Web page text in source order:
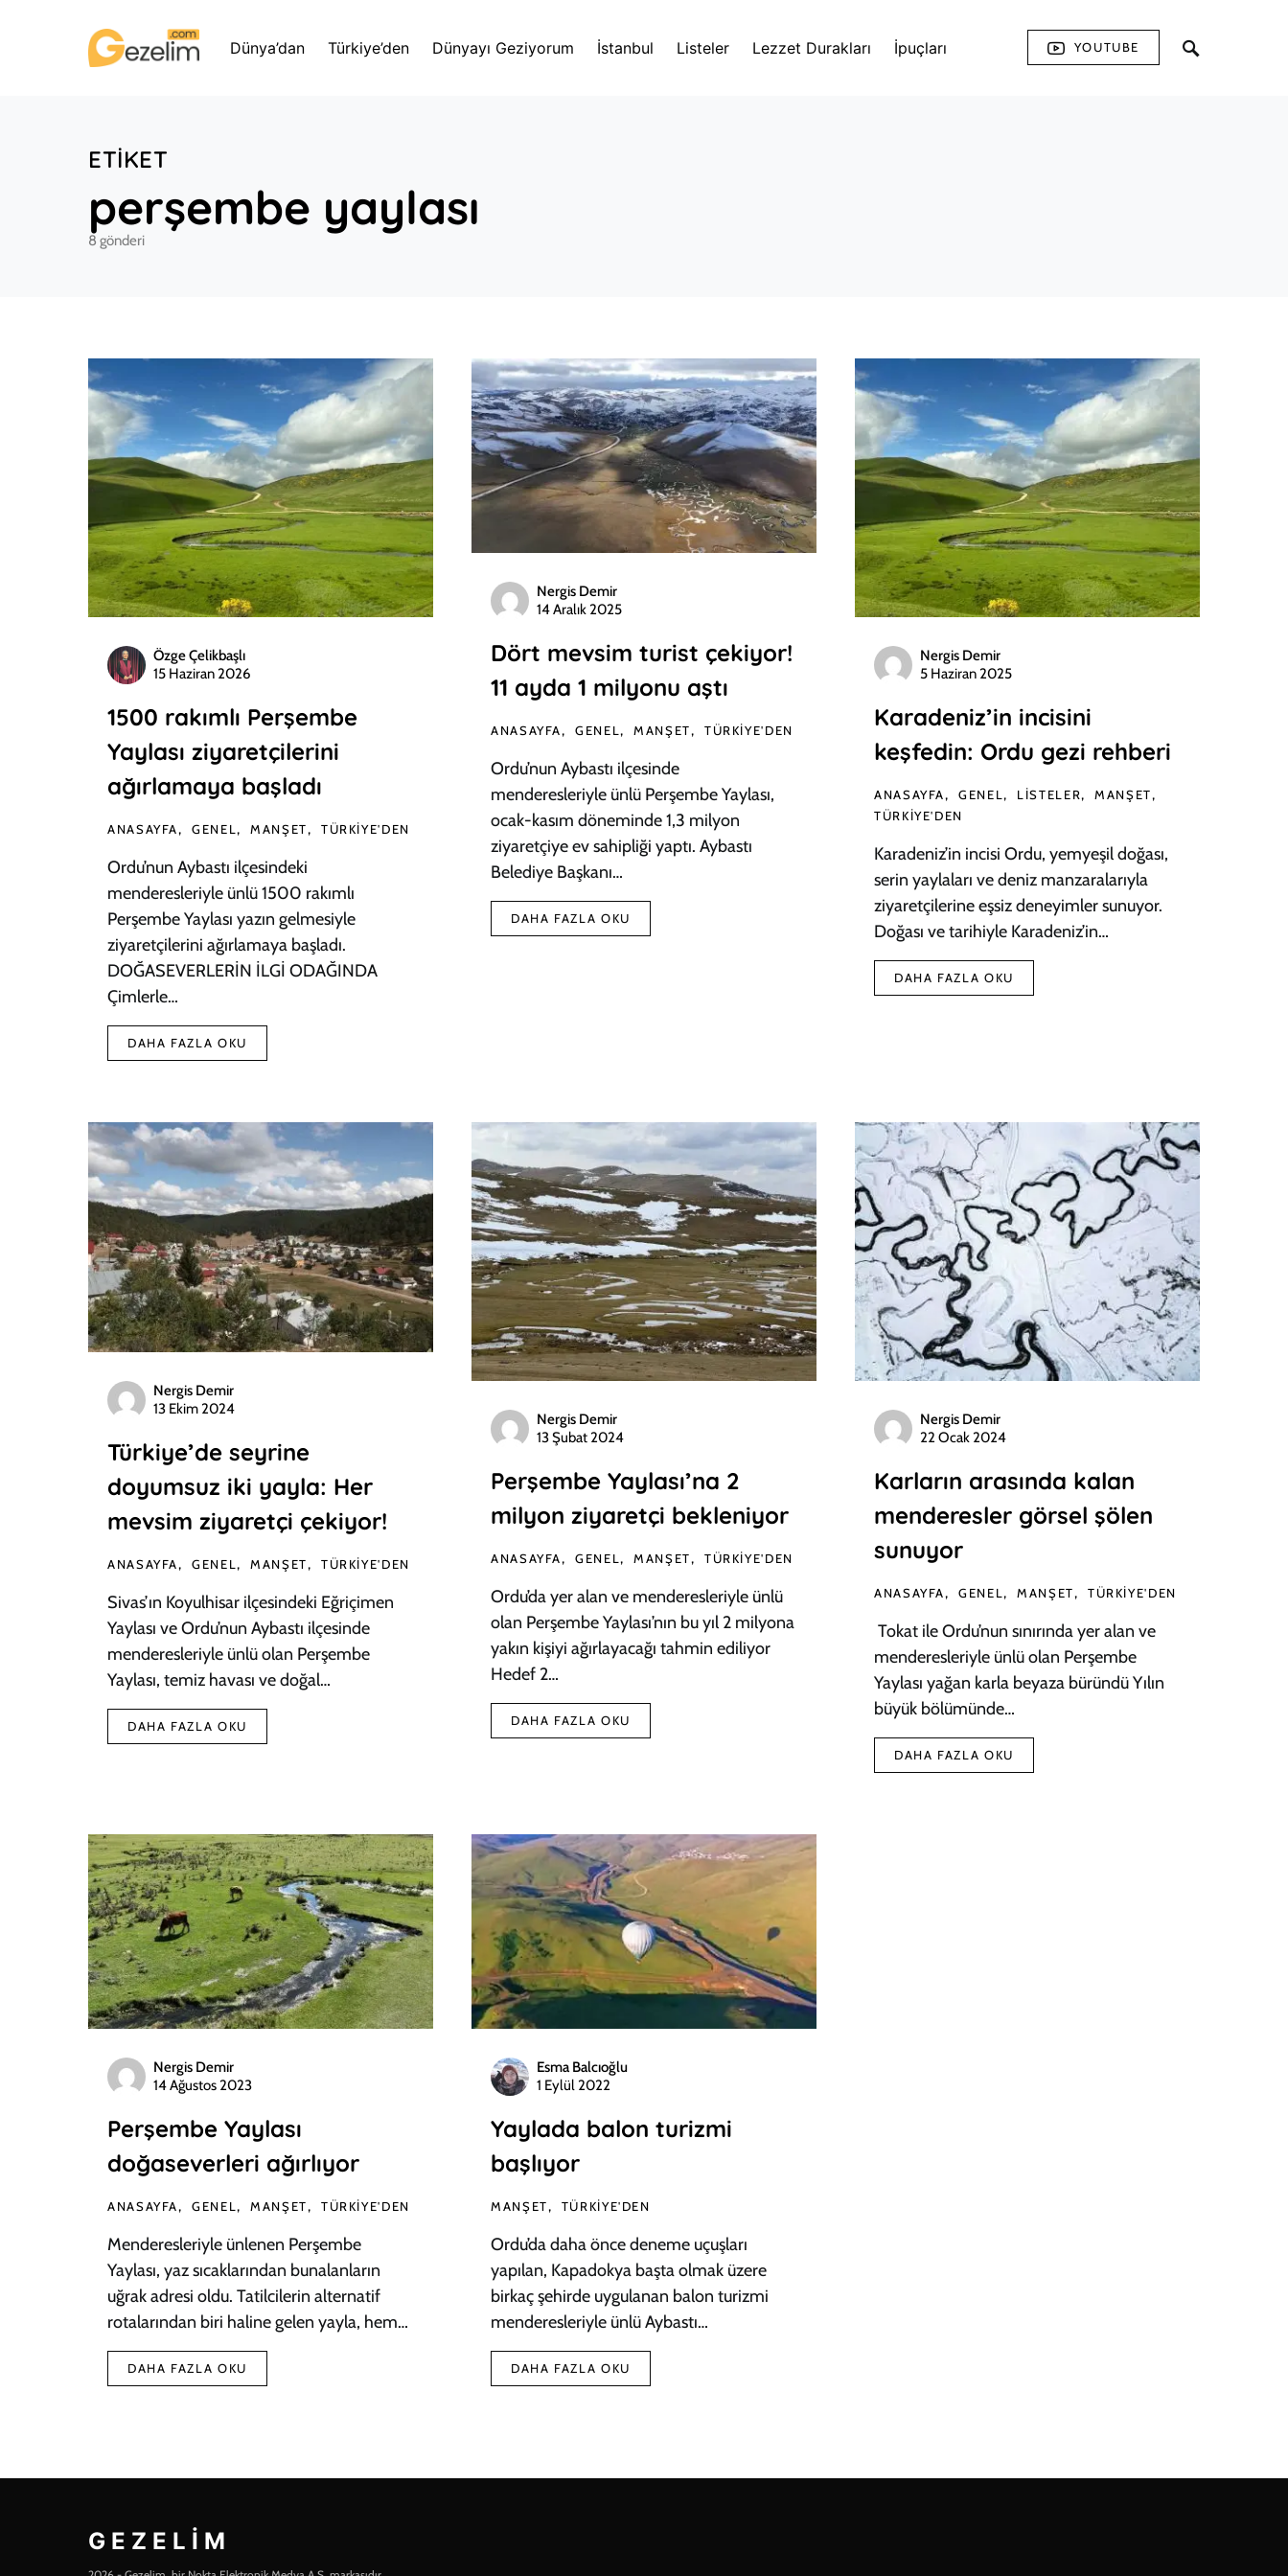
Dünya’dan Türkiye’den Dünyayı Geziyorum İstanbul Listeler Lezzet Durakları İpuçları YOUTUBE
ETIKET
perşembe yaylası
8 gönderi
Özge Çelikbaşlı
15 Haziran 2026
1500 rakımlı Perşembe
Yaylası ziyaretçilerini
ağırlamaya başladı
ANASAYFA GENEL MANŞET TÜRKIYE'DEN
Ordu’nun Aybastı ilçesindeki
menderesleriyle ünlü 1500 rakımlı
Perşembe Yaylası yazın gelmesiyle
ziyaretçilerini ağırlamaya başladı.
DOĞASEVERLERİN İLGİ ODAĞINDA
Çimlerle…
DAHA FAZLA OKU
Nergis Demir
14 Aralık 2025
Dört mevsim turist çekiyor!
11 ayda 1 milyonu aştı
ANASAYFA GENEL MANŞET TÜRKIYE'DEN
Ordu’nun Aybastı ilçesinde
menderesleriyle ünlü Perşembe Yaylası,
ocak-kasım döneminde 1,3 milyon
ziyaretçiye ev sahipliği yaptı. Aybastı
Belediye Başkanı…
DAHA FAZLA OKU
Nergis Demir
5 Haziran 2025
Karadeniz’in incisini
keşfedin: Ordu gezi rehberi
ANASAYFA GENEL LISTELER
MANŞET
TÜRKIYE'DEN
Karadeniz’in incisi Ordu, yemyeşil doğası,
serin yaylaları ve deniz manzaralarıyla
ziyaretçilerine eşsiz deneyimler sunuyor.
Doğası ve tarihiyle Karadeniz’in…
DAHA FAZLA OKU
Nergis Demir
13 Ekim 2024
Türkiye’de seyrine
doyumsuz iki yayla: Her
mevsim ziyaretçi çekiyor!
ANASAYFA GENEL MANŞET TÜRKIYE'DEN
Sivas’ın Koyulhisar ilçesindeki Eğriçimen
Yaylası ve Ordu’nun Aybastı ilçesinde
menderesleriyle ünlü olan Perşembe
Yaylası, temiz havası ve doğal…
DAHA FAZLA OKU
Nergis Demir
13 Şubat 2024
Perşembe Yaylası’na 2
milyon ziyaretçi bekleniyor
ANASAYFA GENEL MANŞET TÜRKIYE'DEN
Ordu’da yer alan ve menderesleriyle ünlü
olan Perşembe Yaylası’nın bu yıl 2 milyona
yakın kişiyi ağırlayacağı tahmin ediliyor
Hedef 2…
DAHA FAZLA OKU
Nergis Demir
22 Ocak 2024
Karların arasında kalan
menderesler görsel şölen
sunuyor
ANASAYFA GENEL MANŞET TÜRKIYE'DEN
Tokat ile Ordu’nun sınırında yer alan ve
menderesleriyle ünlü olan Perşembe
Yaylası yağan karla beyaza büründü Yılın
büyük bölümünde…
DAHA FAZLA OKU
Nergis Demir
14 Ağustos 2023
Perşembe Yaylası
doğaseverleri ağırlıyor
ANASAYFA GENEL MANŞET TÜRKIYE'DEN
Menderesleriyle ünlenen Perşembe
Yaylası, yaz sıcaklarından bunalanların
uğrak adresi oldu. Tatilcilerin alternatif
rotalarından biri haline gelen yayla, hem…
DAHA FAZLA OKU
Esma Balcıoğlu
1 Eylül 2022
Yaylada balon turizmi
başlıyor
MANŞET TÜRKIYE'DEN
Ordu’da daha önce deneme uçuşları
yapılan, Kapadokya başta olmak üzere
birkaç şehirde uygulanan balon turizmi
menderesleriyle ünlü Aybastı…
DAHA FAZLA OKU
GEZELIM